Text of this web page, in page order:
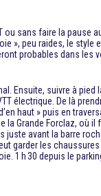
sans faire la pause
», peu raides, le
probables dans les
Ensuite, suivre à
électrique. De là
haut » puis en
la Grande Forclaz, où
avant la barre
garder les
1 h 30 depuis le